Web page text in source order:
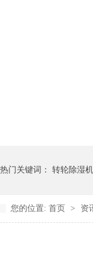
热门关键词： 转轮除湿机
您的位置: 首页 > 资